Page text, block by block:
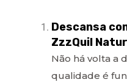
Descansa
ZzzQuil
Não há volta a
qualidade é